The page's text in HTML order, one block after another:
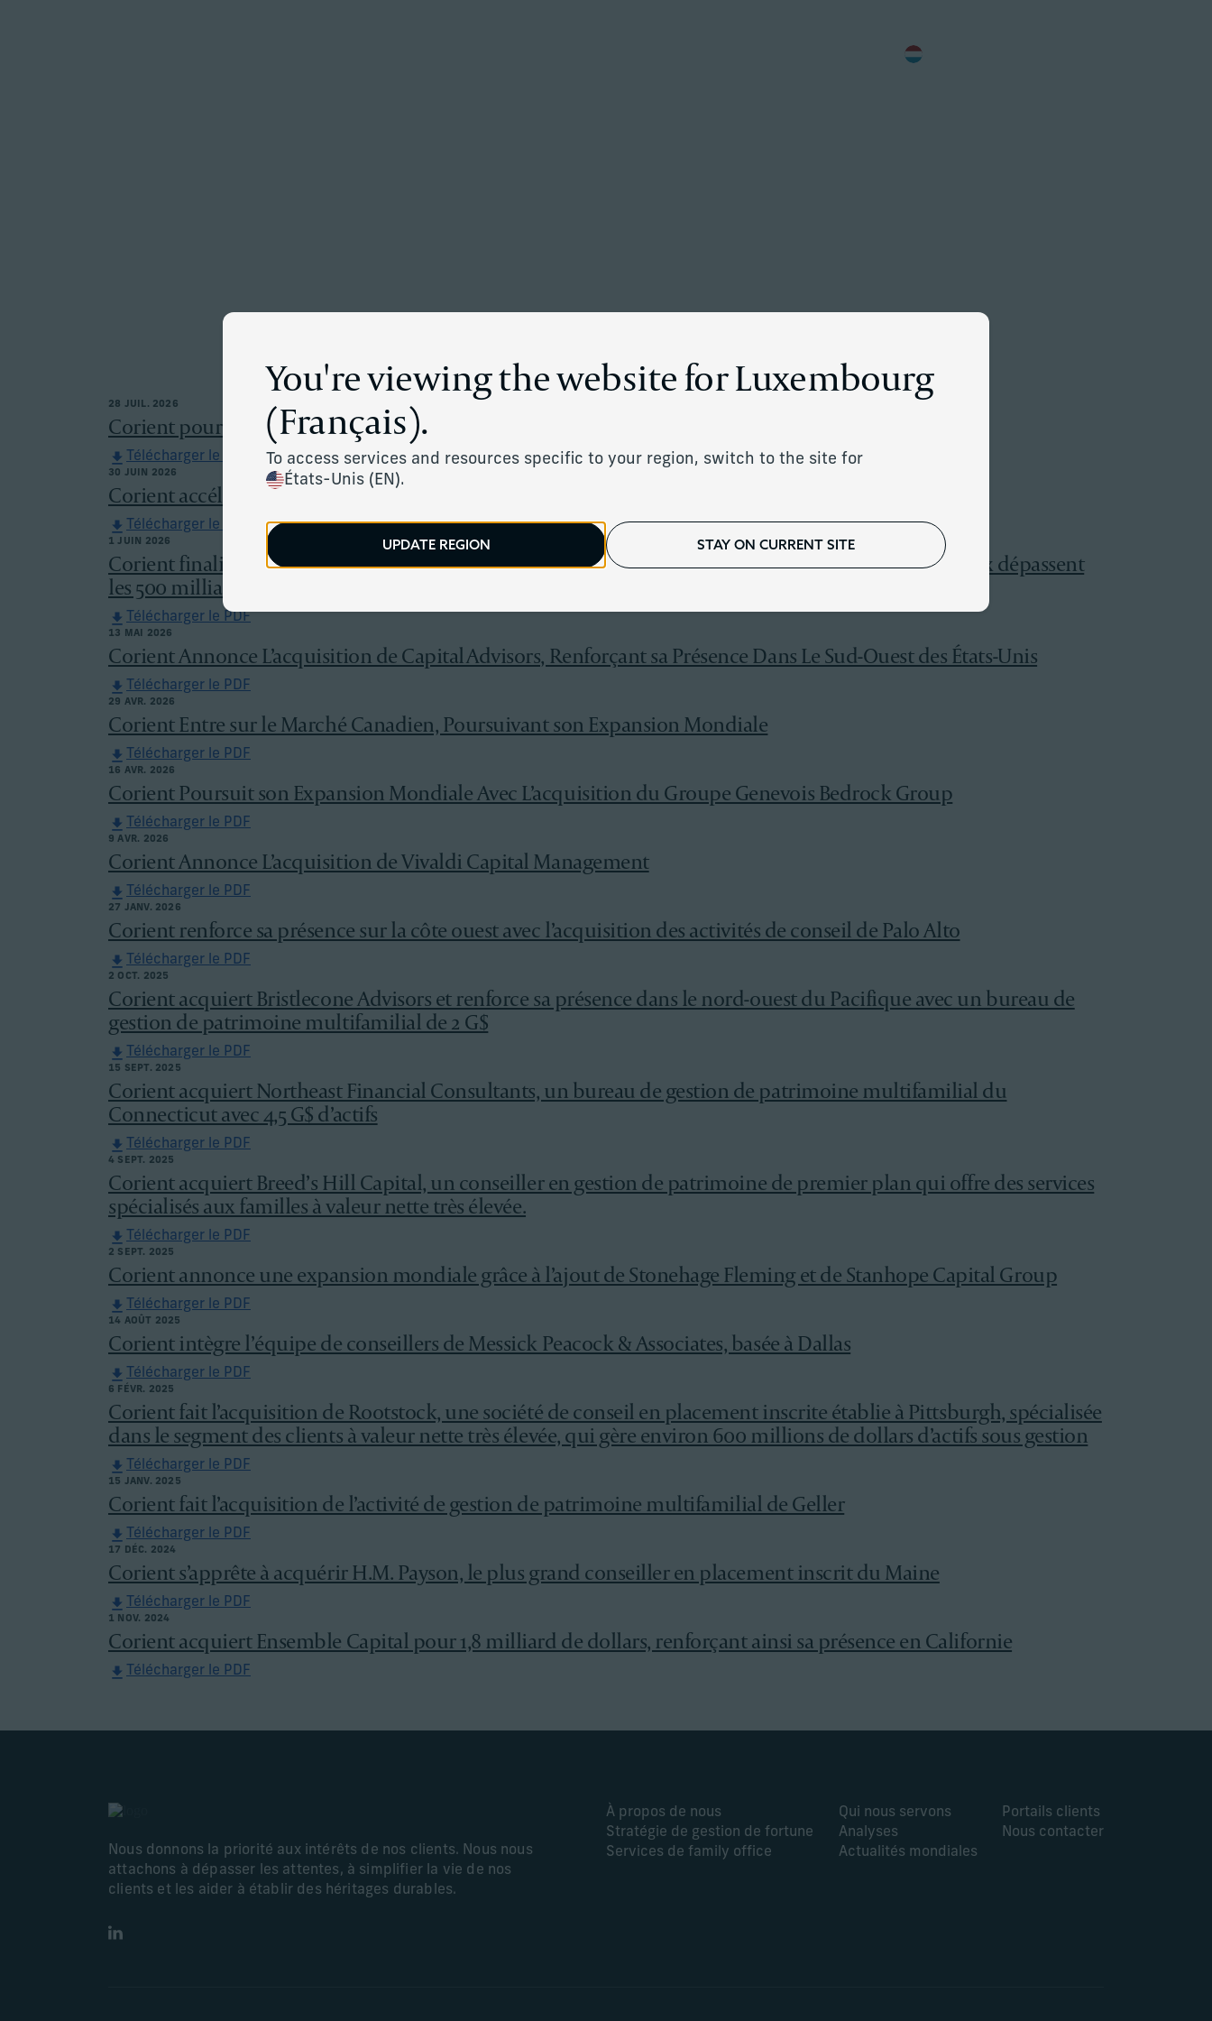
You're viewing the website for Luxembourg
(Français).
To access services and resources specific to your region, switch to the site for
États-Unis (EN).
UPDATE REGION STAY ON CURRENT SITE
28 JUIL. 2026
Corient poursuit son expansion à New York avec l’acquisition de Seven Bridges Advisors
Télécharger le PDF
30 JUIN 2026
Corient accélère sa croissance européenne avec l’acquisition de Letus Private Office
Télécharger le PDF
1 JUIN 2026
Corient finalise les acquisitions de Stonehage Fleming et Stanhope Capital Group ; les actifs mondiaux dépassent
les 500 milliards de dollars US
Télécharger le PDF
13 MAI 2026
Corient Annonce L’acquisition de Capital Advisors, Renforçant sa Présence Dans Le Sud-Ouest des États-Unis
Télécharger le PDF
29 AVR. 2026
Corient Entre sur le Marché Canadien, Poursuivant son Expansion Mondiale
Télécharger le PDF
16 AVR. 2026
Corient Poursuit son Expansion Mondiale Avec L’acquisition du Groupe Genevois Bedrock Group
Télécharger le PDF
9 AVR. 2026
Corient Annonce L’acquisition de Vivaldi Capital Management
Télécharger le PDF
27 JANV. 2026
Corient renforce sa présence sur la côte ouest avec l’acquisition des activités de conseil de Palo Alto
Télécharger le PDF
2 OCT. 2025
Corient acquiert Bristlecone Advisors et renforce sa présence dans le nord-ouest du Pacifique avec un bureau de
gestion de patrimoine multifamilial de 2 G$
Télécharger le PDF
15 SEPT. 2025
Corient acquiert Northeast Financial Consultants, un bureau de gestion de patrimoine multifamilial du
Connecticut avec 4,5 G$ d’actifs
Télécharger le PDF
4 SEPT. 2025
Corient acquiert Breed’s Hill Capital, un conseiller en gestion de patrimoine de premier plan qui offre des services
spécialisés aux familles à valeur nette très élevée.
Télécharger le PDF
2 SEPT. 2025
Corient annonce une expansion mondiale grâce à l’ajout de Stonehage Fleming et de Stanhope Capital Group
Télécharger le PDF
14 AOÛT 2025
Corient intègre l’équipe de conseillers de Messick Peacock & Associates, basée à Dallas
Télécharger le PDF
6 FÉVR. 2025
Corient fait l’acquisition de Rootstock, une société de conseil en placement inscrite établie à Pittsburgh, spécialisée
dans le segment des clients à valeur nette très élevée, qui gère environ 600 millions de dollars d’actifs sous gestion
Télécharger le PDF
15 JANV. 2025
Corient fait l’acquisition de l’activité de gestion de patrimoine multifamilial de Geller
Télécharger le PDF
17 DÉC. 2024
Corient s’apprête à acquérir H.M. Payson, le plus grand conseiller en placement inscrit du Maine
Télécharger le PDF
1 NOV. 2024
Corient acquiert Ensemble Capital pour 1,8 milliard de dollars, renforçant ainsi sa présence en Californie
Télécharger le PDF
Nous donnons la priorité aux intérêts de nos clients. Nous nous
attachons à dépasser les attentes, à simplifier la vie de nos
clients et les aider à établir des héritages durables.
LinkedIn
À propos de nous
Stratégie de gestion de fortune
Services de family office
Qui nous servons
Analyses
Actualités mondiales
Portails clients
Nous contacter